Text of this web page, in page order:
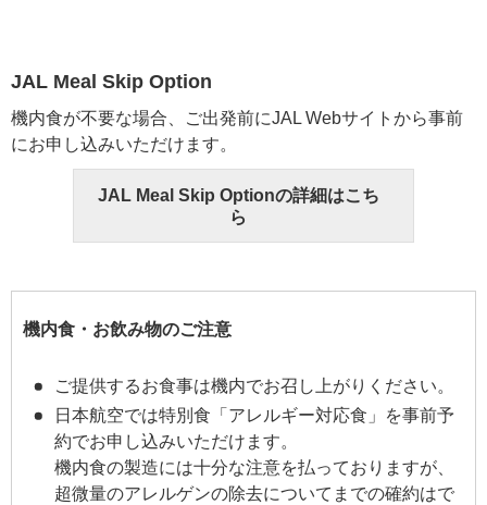
JAL Meal Skip Option
機内食が不要な場合、ご出発前にJAL Webサイトから事前
にお申し込みいただけます。
JAL Meal Skip Optionの詳細はこち
ら
機内食・お飲み物のご注意
ご提供するお食事は機内でお召し上がりください。
日本航空では特別食「アレルギー対応食」を事前予
約でお申し込みいただけます。
機内食の製造には十分な注意を払っておりますが、
超微量のアレルゲンの除去についてまでの確約はで